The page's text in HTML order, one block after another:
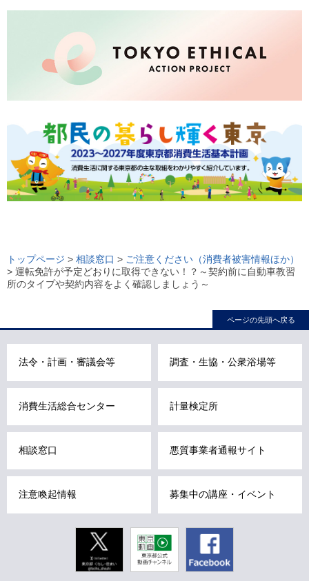
ー
カ
ル
ビ
こ
ま
す
トップページ > 相談窓口 > ご注意ください（消費者被害情報ほか）
> 運転免許が予定どおりに取得できない！？～契約前に自動車教習
所のタイプや契約内容をよく確認しましょう～
ページの先頭へ戻る
法令・計画・審議会等 調査・生協・公衆浴場等
消費生活総合センター 計量検定所
相談窓口 悪質事業者通報サイト
注意喚起情報 募集中の講座・イベント
Twitter
東京動画
東京都公式
動画チャン
ネル
Facebook